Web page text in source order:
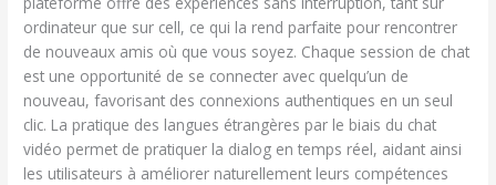
ordinateur que sur cell, ce qui la rend parfaite pour rencontrer
de nouveaux amis où que vous soyez. Chaque session de chat
est une opportunité de se connecter avec quelqu’un de
nouveau, favorisant des connexions authentiques en un seul
clic. La pratique des langues étrangères par le biais du chat
vidéo permet de pratiquer la dialog en temps réel, aidant ainsi
les utilisateurs à améliorer naturellement leurs compétences